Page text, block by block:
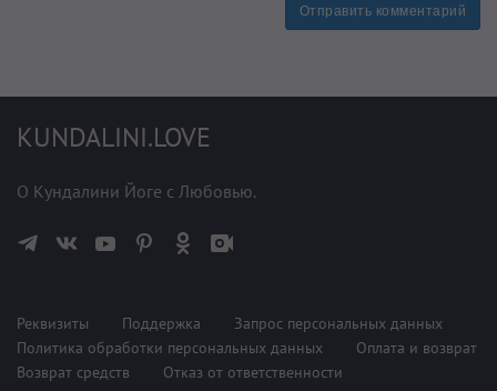
Отправить комментарий
KUNDALINI.LOVE
О Кундалини Йоге с Любовью.
Реквизиты Поддержка
Запрос персональных данных
Политика обработки персональных данных
Оплата и возврат
Возврат средств
Отказ от ответственности